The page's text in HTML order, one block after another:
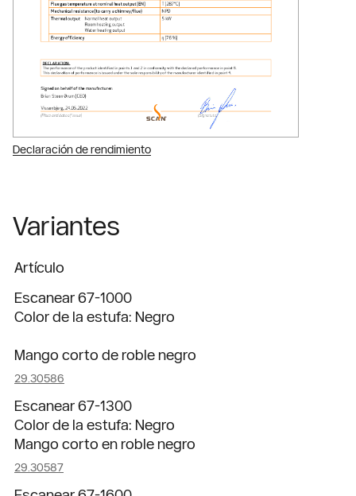
Declaración de rendimiento
Variantes
Artículo
Escanear 67-1000
Color de la estufa: Negro
Mango corto de roble negro
29.30586
Escanear 67-1300
Color de la estufa: Negro
Mango corto en roble negro
29.30587